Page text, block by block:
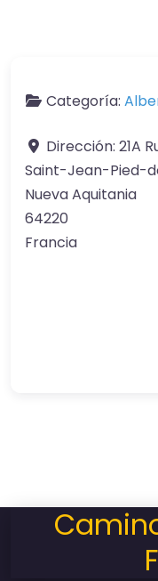
Categoría:
Dirección: 21A
Saint-Jean-Pied-
Nueva Aquitania
64220
Francia